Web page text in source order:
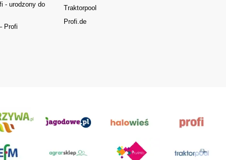
- urodzony do
Profi
Traktorpool
Profi.de